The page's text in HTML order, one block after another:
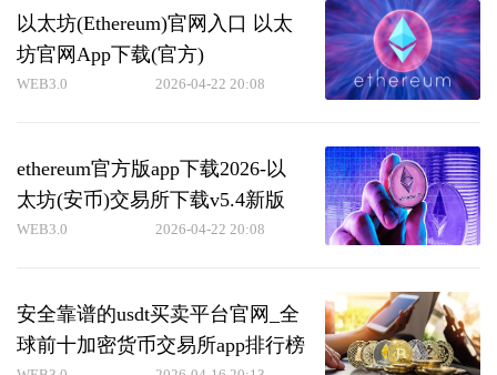
以太坊(Ethereum)官网入口 以太
坊官网App下载(官方)
WEB3.0 2026-04-22 20:08
ethereum官方版app下载2026-以
太坊(安币)交易所下载v5.4新版
WEB3.0 2026-04-22 20:08
安全靠谱的usdt买卖平台官网_全
球前十加密货币交易所app排行榜